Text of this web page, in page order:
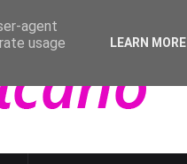
agent
usage
LEARN MORE